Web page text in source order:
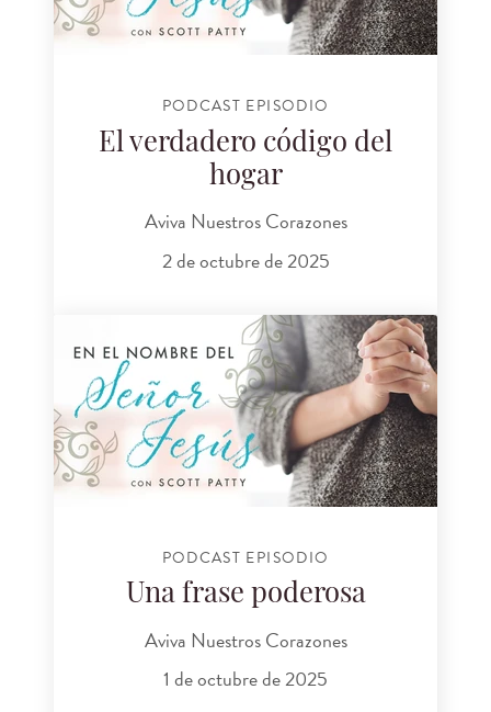
PODCAST EPISODIO
El verdadero código del
hogar
Aviva Nuestros Corazones
2 de octubre de 2025
PODCAST EPISODIO
Una frase poderosa
Aviva Nuestros Corazones
1 de octubre de 2025